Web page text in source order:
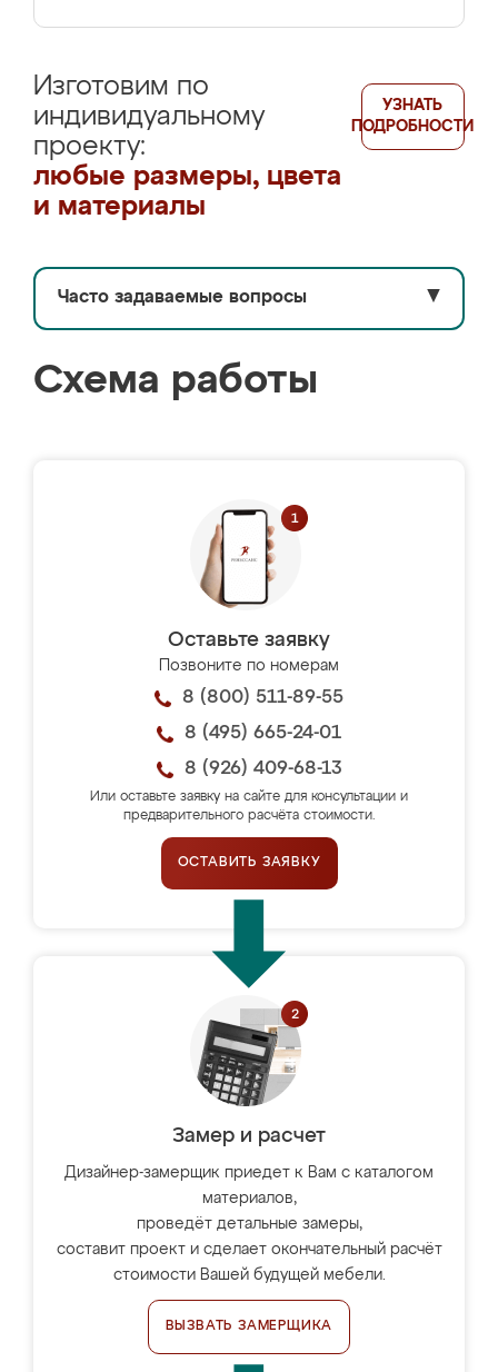
Изготовим по
индивидуальному
проекту:
любые размеры, цвета
и материалы
УЗНАТЬ
ПОДРОБНОСТИ
Часто задаваемые вопросы ▼
Схема работы
Оставьте заявку
Позвоните по номерам
8 (800) 511-89-55
8 (495) 665-24-01
8 (926) 409-68-13
Или оставьте заявку на сайте для консультации и
предварительного расчёта стоимости.
ОСТАВИТЬ ЗАЯВКУ
Замер и расчет
Дизайнер-замерщик приедет к Вам с каталогом
материалов,
проведёт детальные замеры,
составит проект и сделает окончательный расчёт
стоимости Вашей будущей мебели.
ВЫЗВАТЬ ЗАМЕРЩИКА